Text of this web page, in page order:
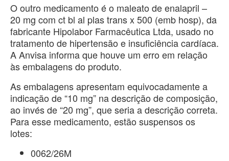
O outro medicamento é o maleato de enalapril –
20 mg com ct bl al plas trans x 500 (emb hosp), da
fabricante Hipolabor Farmacêutica Ltda, usado no
tratamento de hipertensão e insuficiência cardíaca.
A Anvisa informa que houve um erro em relação
às embalagens do produto.
As embalagens apresentam equivocadamente a
indicação de “10 mg” na descrição de composição,
ao invés de “20 mg”, que seria a descrição correta.
Para esse medicamento, estão suspensos os
lotes:
0062/26M